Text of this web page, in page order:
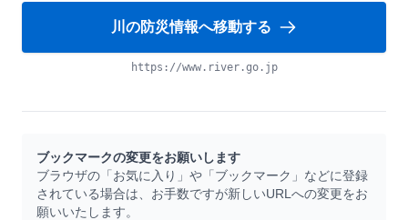
川の防災情報へ移動する
https://www.river.go.jp
ブックマークの変更をお願いします
ブラウザの「お気に入り」や「ブックマーク」などに登録
されている場合は、お手数ですが新しいURLへの変更をお
願いいたします。